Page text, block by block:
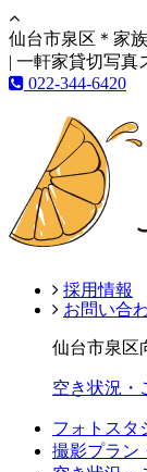
仙台市泉区＊家
| 一軒家貸切写真
022-344-6420
採用情報
お問い合
仙台市泉区
空き状況・
フォトスタ
撮影プラン